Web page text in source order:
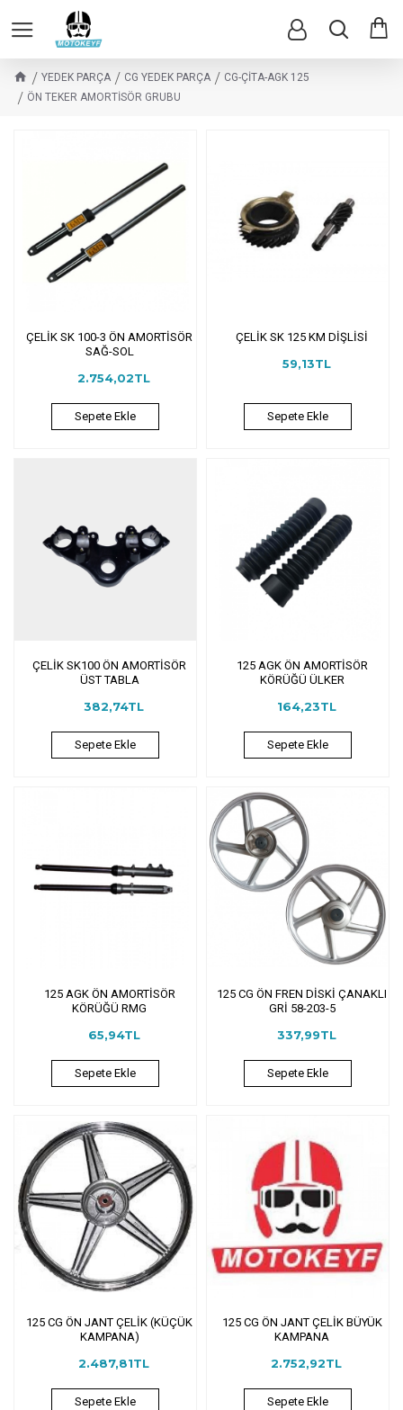
YEDEK PARÇA CG YEDEK PARÇA
CG-ÇİTA-AGK 125
ÖN TEKER AMORTİSÖR GRUBU
ÇELİK SK 100-3 ÖN AMORTİSÖR
SAĞ-SOL
2.754,02TL
Sepete Ekle
ÇELİK SK 125 KM DİŞLİSİ
59,13TL
Sepete Ekle
ÇELİK SK100 ÖN AMORTİSÖR
ÜST TABLA
382,74TL
Sepete Ekle
125 AGK ÖN AMORTİSÖR
KÖRÜĞÜ ÜLKER
164,23TL
Sepete Ekle
125 AGK ÖN AMORTİSÖR
KÖRÜĞÜ RMG
65,94TL
Sepete Ekle
125 CG ÖN FREN DİSKİ ÇANAKLI
GRİ 58-203-5
337,99TL
Sepete Ekle
125 CG ÖN JANT ÇELİK (KÜÇÜK
KAMPANA)
2.487,81TL
Sepete Ekle
125 CG ÖN JANT ÇELİK BÜYÜK
KAMPANA
2.752,92TL
Sepete Ekle